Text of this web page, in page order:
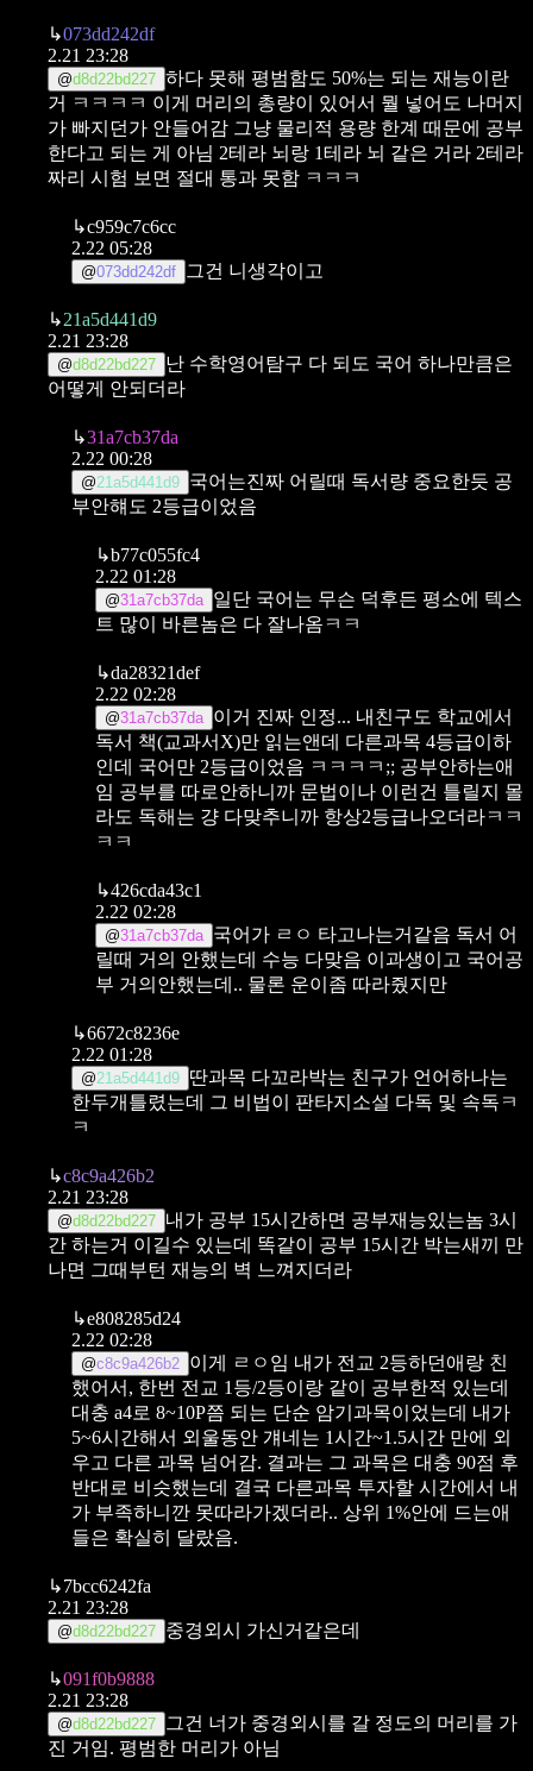
↳073dd242df
2.21 23:28
@d8d22bd227 하다 못해 평범함도 50%는 되는 재능이란
거 ㅋㅋㅋㅋ 이게 머리의 총량이 있어서 뭘 넣어도 나머지
가 빠지던가 안들어감 그냥 물리적 용량 한계 때문에 공부
한다고 되는 게 아님 2테라 뇌랑 1테라 뇌 같은 거라 2테라
짜리 시험 보면 절대 통과 못함 ㅋㅋㅋ
↳c959c7c6cc
2.22 05:28
@073dd242df 그건 니생각이고
↳21a5d441d9
2.21 23:28
@d8d22bd227 난 수학영어탐구 다 되도 국어 하나만큼은
어떻게 안되더라
↳31a7cb37da
2.22 00:28
@21a5d441d9 국어는진짜 어릴때 독서량 중요한듯 공
부안햬도 2등급이었음
↳b77c055fc4
2.22 01:28
@31a7cb37da 일단 국어는 무슨 덕후든 평소에 텍스
트 많이 바른놈은 다 잘나옴ㅋㅋ
↳da28321def
2.22 02:28
@31a7cb37da 이거 진짜 인정... 내친구도 학교에서
독서 책(교과서X)만 읽는앤데 다른과목 4등급이하
인데 국어만 2등급이었음 ㅋㅋㅋㅋ;; 공부안하는애
임 공부를 따로안하니까 문법이나 이런건 틀릴지 몰
라도 독해는 걍 다맞추니까 항상2등급나오더라ㅋㅋ
ㅋㅋ
↳426cda43c1
2.22 02:28
@31a7cb37da 국어가 ㄹㅇ 타고나는거같음 독서 어
릴때 거의 안했는데 수능 다맞음 이과생이고 국어공
부 거의안했는데.. 물론 운이좀 따라줬지만
↳6672c8236e
2.22 01:28
@21a5d441d9 딴과목 다꼬라박는 친구가 언어하나는
한두개틀렸는데 그 비법이 판타지소설 다독 및 속독ㅋ
ㅋ
↳c8c9a426b2
2.21 23:28
@d8d22bd227 내가 공부 15시간하면 공부재능있는놈 3시
간 하는거 이길수 있는데 똑같이 공부 15시간 박는새끼 만
나면 그때부턴 재능의 벽 느껴지더라
↳e808285d24
2.22 02:28
@c8c9a426b2 이게 ㄹㅇ임 내가 전교 2등하던애랑 친
했어서, 한번 전교 1등/2등이랑 같이 공부한적 있는데
대충 a4로 8~10P쯤 되는 단순 암기과목이었는데 내가
5~6시간해서 외울동안 걔네는 1시간~1.5시간 만에 외
우고 다른 과목 넘어감. 결과는 그 과목은 대충 90점 후
반대로 비슷했는데 결국 다른과목 투자할 시간에서 내
가 부족하니깐 못따라가겠더라.. 상위 1%안에 드는애
들은 확실히 달랐음.
↳7bcc6242fa
2.21 23:28
@d8d22bd227 중경외시 가신거같은데
↳091f0b9888
2.21 23:28
@d8d22bd227
그건 너가 중경외시를 갈 정도의 머리를 가
진 거임. 평범한 머리가 아님